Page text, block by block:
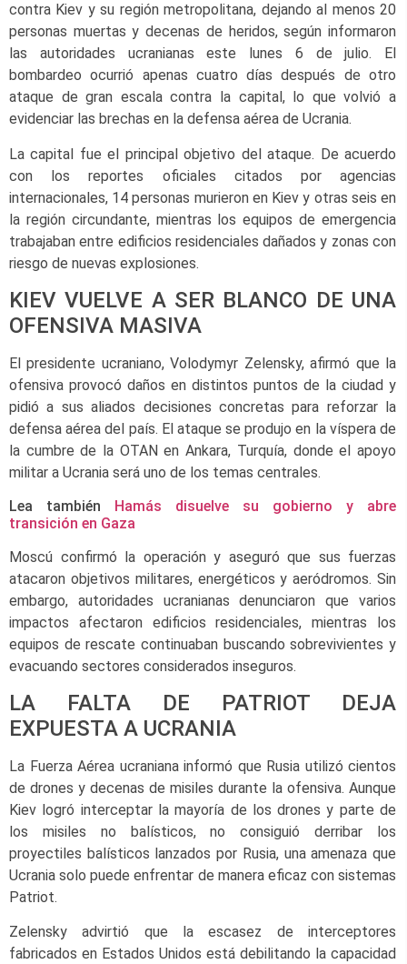
contra Kiev y su región metropolitana, dejando al menos 20
personas muertas y decenas de heridos, según informaron
las autoridades ucranianas este lunes 6 de julio. El
bombardeo ocurrió apenas cuatro días después de otro
ataque de gran escala contra la capital, lo que volvió a
evidenciar las brechas en la defensa aérea de Ucrania.
La capital fue el principal objetivo del ataque. De acuerdo
con los reportes oficiales citados por agencias
internacionales, 14 personas murieron en Kiev y otras seis en
la región circundante, mientras los equipos de emergencia
trabajaban entre edificios residenciales dañados y zonas con
riesgo de nuevas explosiones.
KIEV VUELVE A SER BLANCO DE UNA
OFENSIVA MASIVA
El presidente ucraniano, Volodymyr Zelensky, afirmó que la
ofensiva provocó daños en distintos puntos de la ciudad y
pidió a sus aliados decisiones concretas para reforzar la
defensa aérea del país. El ataque se produjo en la víspera de
la cumbre de la OTAN en Ankara, Turquía, donde el apoyo
militar a Ucrania será uno de los temas centrales.
Lea también Hamás disuelve su gobierno y abre
transición en Gaza
Moscú confirmó la operación y aseguró que sus fuerzas
atacaron objetivos militares, energéticos y aeródromos. Sin
embargo, autoridades ucranianas denunciaron que varios
impactos afectaron edificios residenciales, mientras los
equipos de rescate continuaban buscando sobrevivientes y
evacuando sectores considerados inseguros.
LA FALTA DE PATRIOT DEJA
EXPUESTA A UCRANIA
La Fuerza Aérea ucraniana informó que Rusia utilizó cientos
de drones y decenas de misiles durante la ofensiva. Aunque
Kiev logró interceptar la mayoría de los drones y parte de
los misiles no balísticos, no consiguió derribar los
proyectiles balísticos lanzados por Rusia, una amenaza que
Ucrania solo puede enfrentar de manera eficaz con sistemas
Patriot.
Zelensky advirtió que la escasez de interceptores
fabricados en Estados Unidos está debilitando la capacidad